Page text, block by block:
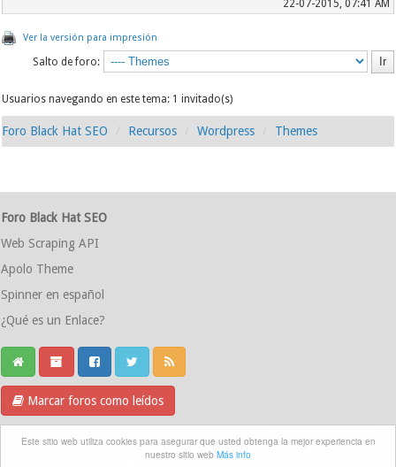
Este sitio web utiliza cookies para asegurar que usted obtenga la mejor experiencia en
nuestro sitio web Más info
22-07-2015, 07:41 AM
Ver la versión para impresión
Salto de foro:
Usuarios navegando en este tema: 1 invitado(s)
Foro Black Hat SEO Recursos Wordpress Themes
Foro Black Hat SEO
Web Scraping API
Apolo Theme
Spinner en español
¿Qué es un Enlace?
Marcar foros como leídos
Grupo Telegram